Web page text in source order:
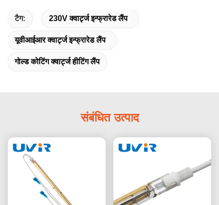
टैग: 230V क्वार्ट्ज इन्फ्रारेड लैंप
यूवीआईआर क्वार्ट्ज इन्फ्रारेड लैंप
गोल्ड कोटिंग क्वार्ट्ज हीटिंग लैंप
संबंधित उत्पाद